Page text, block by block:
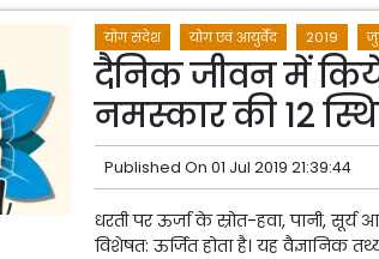
योग संदेश योग एवं आयुर्वेद 2019
दैनिक जीवन में
नमस्कार की 12
Published On 01 Jul 2019 21:39:44
धरती पर ऊर्जा के स्रोत-हवा, पानी, सूर्य
विशेषत: ऊर्जित होता है। यह वैज्ञानिक